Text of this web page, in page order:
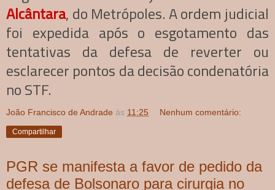
Alcântara, do Metrópoles. A ordem judicial
foi expedida após o esgotamento das
tentativas da defesa de reverter ou
esclarecer pontos da decisão condenatória
no STF.
João Francisco de Andrade às 11:25 Nenhum comentário:
Compartilhar
PGR se manifesta a favor de pedido da
defesa de Bolsonaro para cirurgia no